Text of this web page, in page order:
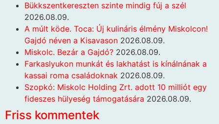
Bükkszentkereszten szinte mindig fúj a szél
2026.08.09.
A múlt köde. Toca: Új kulináris élmény Miskolcon!
Gajdó néven a Kisavason 2026.08.09.
Miskolc. Bezár a Gajdó? 2026.08.09.
Farkaslyukon munkát és lakhatást is kínálnának a
kassai roma családoknak 2026.08.09.
Szopkó: Miskolc Holding Zrt. adott 10 milliót egy
fideszes hülyeség támogatására 2026.08.09.
Friss kommentek